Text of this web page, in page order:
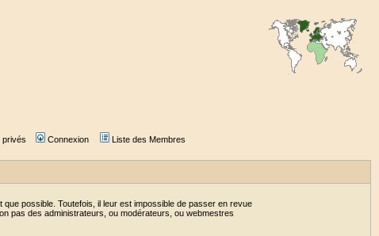
privés Connexion Liste des Membres
possible. Toutefois, il leur est impossible de passer en revue
pas des administrateurs, ou modérateurs, ou webmestres